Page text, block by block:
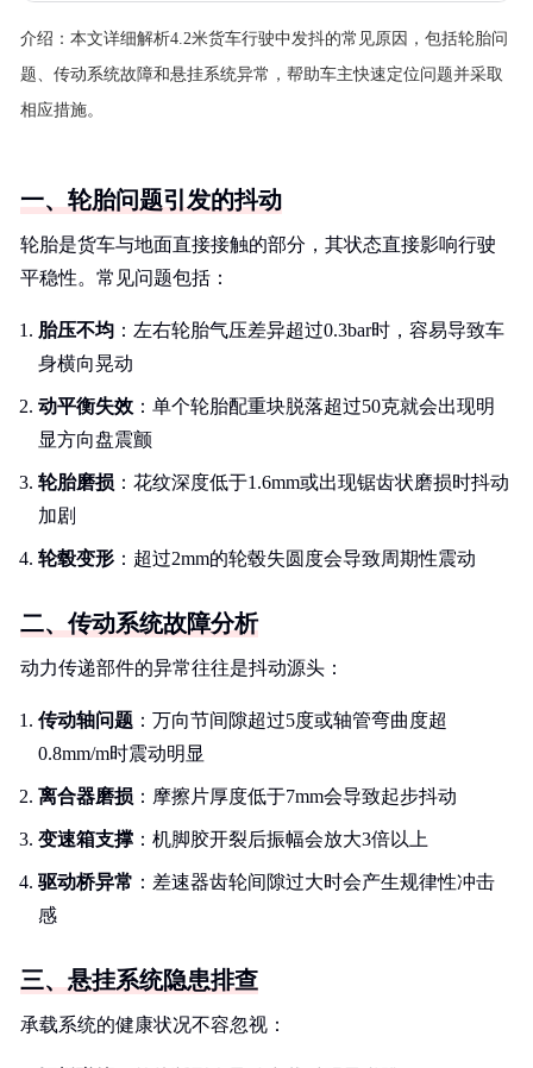
介绍： 本文详细解析4.2米货车行驶中发抖的常见原因，包括轮胎问
题、传动系统故障和悬挂系统异常，帮助车主快速定位问题并采取
相应措施。
一、轮胎问题引发的抖动
轮胎是货车与地面直接接触的部分，其状态直接影响行驶
平稳性。常见问题包括：
胎压不均 ：左右轮胎气压差异超过0.3bar时，容易导致车
身横向晃动
动平衡失效 ：单个轮胎配重块脱落超过50克就会出现明
显方向盘震颤
轮胎磨损 ：花纹深度低于1.6mm或出现锯齿状磨损时抖动
加剧
轮毂变形 ：超过2mm的轮毂失圆度会导致周期性震动
二、传动系统故障分析
动力传递部件的异常往往是抖动源头：
传动轴问题 ：万向节间隙超过5度或轴管弯曲度超
0.8mm/m时震动明显
离合器磨损 ：摩擦片厚度低于7mm会导致起步抖动
变速箱支撑 ：机脚胶开裂后振幅会放大3倍以上
驱动桥异常 ：差速器齿轮间隙过大时会产生规律性冲击
感
三、悬挂系统隐患排查
承载系统的健康状况不容忽视：